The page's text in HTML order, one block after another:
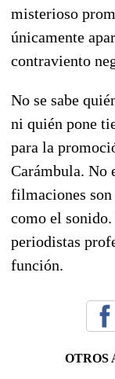
misterioso
únicamente
contraviento
No se sabe
ni quién pone
para la
Carámbula. No
filmaciones son
como el
periodistas
función.
OTROS